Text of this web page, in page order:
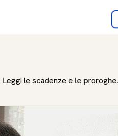
le scadenze e le proroghe.